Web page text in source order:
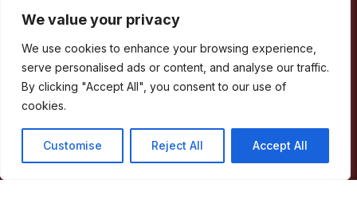
We value your privacy
We use cookies to enhance your browsing experience,
serve personalised ads or content, and analyse our traffic.
By clicking "Accept All", you consent to our use of
cookies.
Customise Reject All Accept All
Telefone: 245 909 130
E-mail: geral@cm-marvao.pt
Facebook
RSS YouTubeInstagram
Áreas